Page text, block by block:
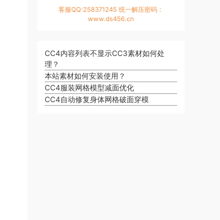
客服QQ:258371245 统一解压密码：
www.ds456.cn
CC4内容列表不显示CC3素材如何处
理？
本站素材如何安装使用？
CC4服装网格模型减面优化
CC4自动修复身体网格破面穿模